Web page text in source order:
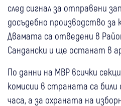
след сигнал за отправени
досъдебно производство за
Двамата са отведени в
Сандански и ще останат в
По данни на МВР всички
комисии в страната са
часа, а за охраната на